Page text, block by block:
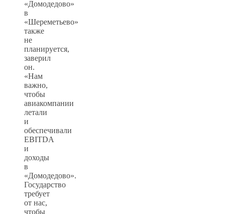
«Домодедово»
в
«Шереметьево»
также
не
планируется,
заверил
он.
«Нам
важно,
чтобы
авиакомпании
летали
и
обеспечивали
EBITDA
и
доходы
в
«Домодедово».
Государство
требует
от нас,
чтобы